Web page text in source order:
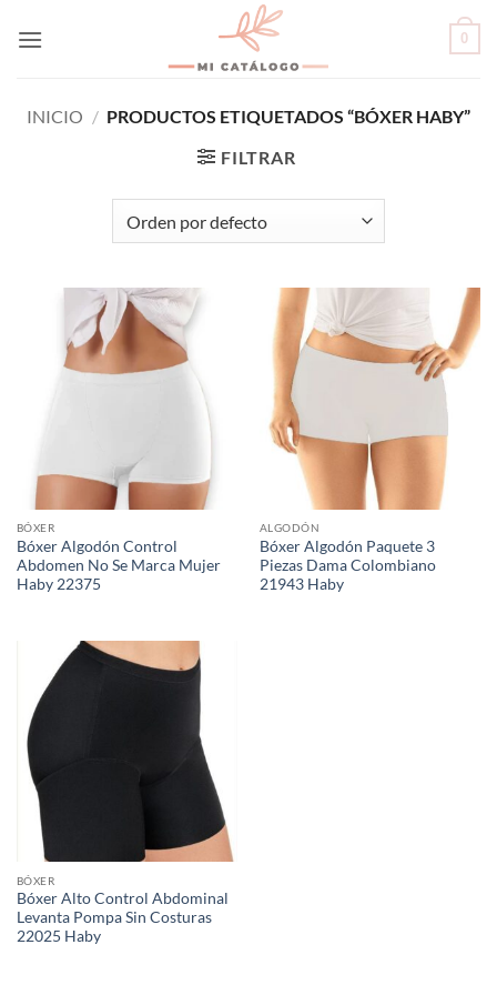
0
INICIO / PRODUCTOS ETIQUETADOS “BÓXER HABY”
FILTRAR
BÓXER
Bóxer Algodón Control
Abdomen No Se Marca Mujer
Haby 22375
ALGODÓN
Bóxer Algodón Paquete 3
Piezas Dama Colombiano
21943 Haby
BÓXER
Bóxer Alto Control Abdominal
Levanta Pompa Sin Costuras
22025 Haby